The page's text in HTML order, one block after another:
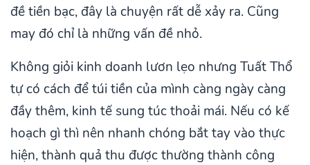
đề tiền bạc, đây là chuyện rất dễ xảy ra. Cũng
may đó chỉ là những vấn đề nhỏ.
Không giỏi kinh doanh lươn lẹo nhưng Tuất Thổ
tự có cách để túi tiền của mình càng ngày càng
đầy thêm, kinh tế sung túc thoải mái. Nếu có kế
hoạch gì thì nên nhanh chóng bắt tay vào thực
hiện, thành quả thu được thường thành công